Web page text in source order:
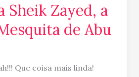
Sheik Zayed, a
de Abu
Que coisa mais linda!